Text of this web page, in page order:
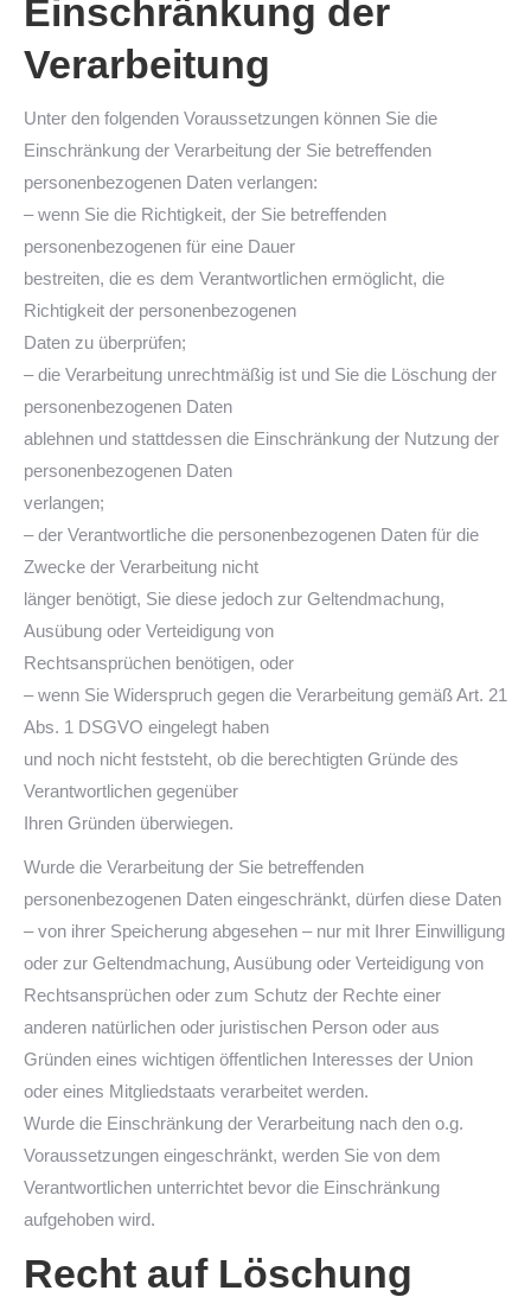
Einschränkung der
Verarbeitung
Unter den folgenden Voraussetzungen können Sie die
Einschränkung der Verarbeitung der Sie betreffenden
personenbezogenen Daten verlangen:
– wenn Sie die Richtigkeit, der Sie betreffenden
personenbezogenen für eine Dauer
bestreiten, die es dem Verantwortlichen ermöglicht, die
Richtigkeit der personenbezogenen
Daten zu überprüfen;
– die Verarbeitung unrechtmäßig ist und Sie die Löschung der
personenbezogenen Daten
ablehnen und stattdessen die Einschränkung der Nutzung der
personenbezogenen Daten
verlangen;
– der Verantwortliche die personenbezogenen Daten für die
Zwecke der Verarbeitung nicht
länger benötigt, Sie diese jedoch zur Geltendmachung,
Ausübung oder Verteidigung von
Rechtsansprüchen benötigen, oder
– wenn Sie Widerspruch gegen die Verarbeitung gemäß Art. 21
Abs. 1 DSGVO eingelegt haben
und noch nicht feststeht, ob die berechtigten Gründe des
Verantwortlichen gegenüber
Ihren Gründen überwiegen.
Wurde die Verarbeitung der Sie betreffenden
personenbezogenen Daten eingeschränkt, dürfen diese Daten
– von ihrer Speicherung abgesehen – nur mit Ihrer Einwilligung
oder zur Geltendmachung, Ausübung oder Verteidigung von
Rechtsansprüchen oder zum Schutz der Rechte einer
anderen natürlichen oder juristischen Person oder aus
Gründen eines wichtigen öffentlichen Interesses der Union
oder eines Mitgliedstaats verarbeitet werden.
Wurde die Einschränkung der Verarbeitung nach den o.g.
Voraussetzungen eingeschränkt, werden Sie von dem
Verantwortlichen unterrichtet bevor die Einschränkung
aufgehoben wird.
Recht auf Löschung